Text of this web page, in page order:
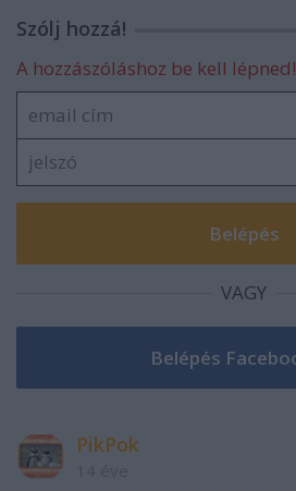
Szólj hozzá!
A hozzászóláshoz be kell lépned!
VAGY
PikPok